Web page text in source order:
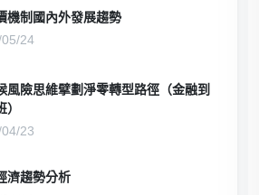
機制國內外發展趨勢
24
風險思維擘劃淨零轉型路徑（金融到
23
濟趨勢分析